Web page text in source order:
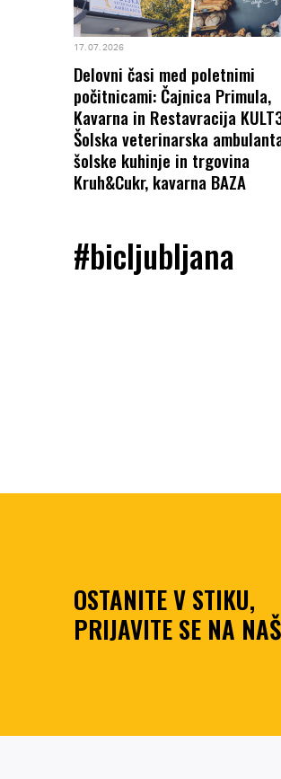
17. 07. 2026
Delovni časi med poletnimi
počitnicami: Čajnica Primula,
Kavarna in Restavracija
Šolska veterinarska
šolske kuhinje in trgovina
Kruh&Cukr, kavarna BAZA
#bicljubljana
OSTANITE V STIKU,
PRIJAVITE SE NA